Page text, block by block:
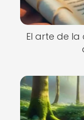
El arte de